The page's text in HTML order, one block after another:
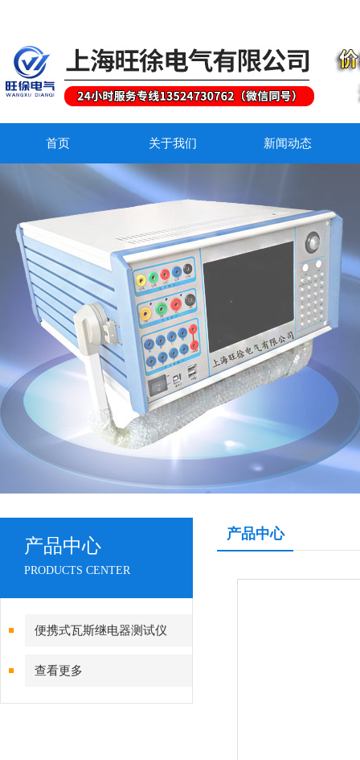
首页 关于我们 新闻动态
产品中心
PRODUCTS CENTER
便携式瓦斯继电器测试仪
查看更多
产品中心